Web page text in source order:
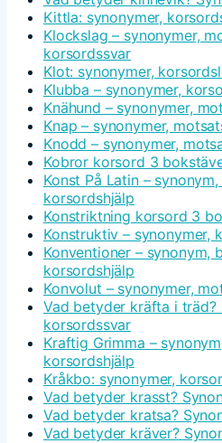
Kittla: synonymer,
Klockslag – synonymer,
korsordssvar
Klot: synonymer,
Klubba – synonymer,
Knähund – synonymer,
Knap – synonymer,
Knodd – synonymer,
Kobror korsord 3
Konst På Latin –
korsordshjälp
Konstriktning korsord 3
Konstruktiv – synonymer,
Konventioner – synonym,
korsordshjälp
Konvolut – synonymer,
Vad betyder kräfta i träd?
korsordssvar
Kraftig Grimma –
korsordshjälp
Kråkbo: synonymer,
Vad betyder krasst?
Vad betyder kratsa?
Vad betyder kräver?